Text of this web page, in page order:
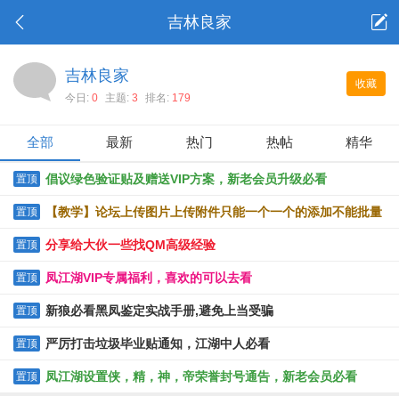
吉林良家
收藏
吉林良家
今日: 0 主题: 3 排名: 179
全部 最新 热门 热帖 精华
置顶 倡议绿色验证贴及赠送VIP方案，新老会员升级必看
置顶 【教学】论坛上传图片上传附件只能一个一个的添加不能批量
上传的解决办法
置顶 分享给大伙一些找QM高级经验
置顶 凤江湖VIP专属福利，喜欢的可以去看
置顶 新狼必看黑凤鉴定实战手册,避免上当受骗
置顶 严厉打击垃圾毕业贴通知，江湖中人必看
置顶 凤江湖设置侠，精，神，帝荣誉封号通告，新老会员必看